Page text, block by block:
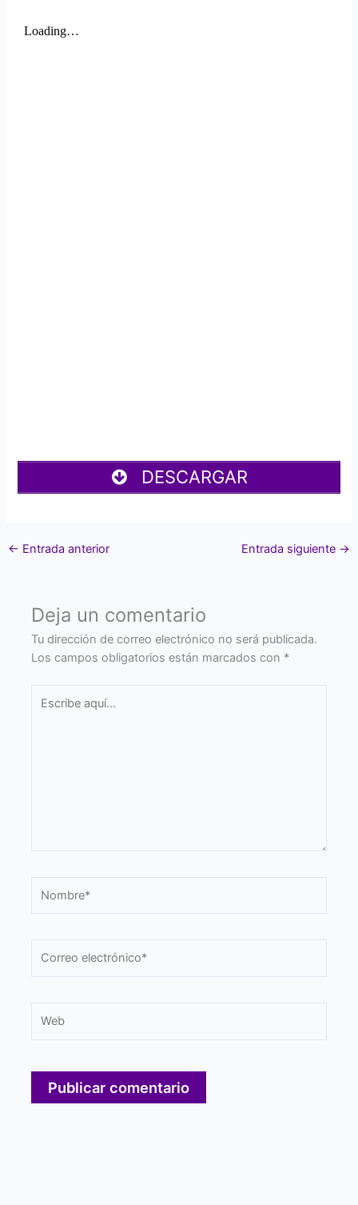
DESCARGAR
← Entrada anterior Entrada siguiente →
Deja un comentario
Tu dirección de correo electrónico no será publicada.
Los campos obligatorios están marcados con *
aquí...
electrónico*